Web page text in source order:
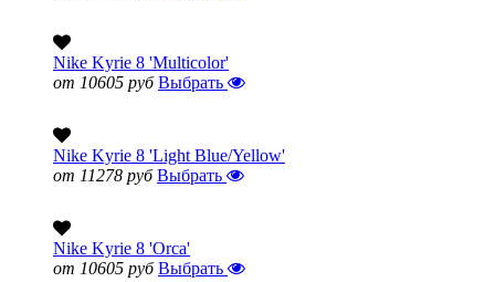
Nike Kyrie 8 'Multicolor'
от 10605 руб Выбрать
Nike Kyrie 8 'Light Blue/Yellow'
от 11278 руб Выбрать
Nike Kyrie 8 'Orca'
от 10605 руб Выбрать